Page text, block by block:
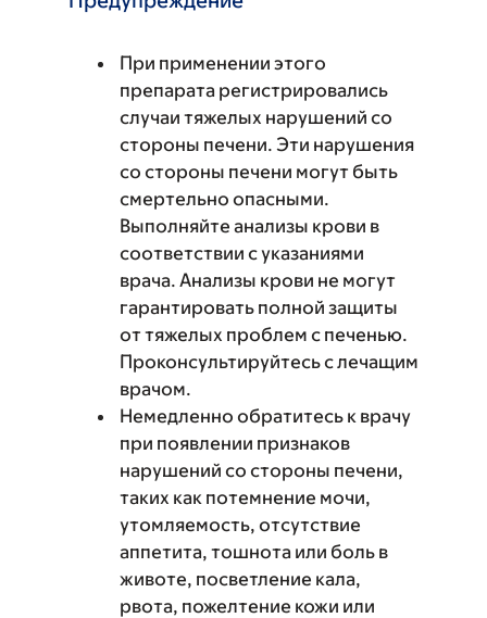
При применении этого
препарата регистрировались
случаи тяжелых нарушений со
стороны печени. Эти нарушения
со стороны печени могут быть
смертельно опасными.
Выполняйте анализы крови в
соответствии с указаниями
врача. Анализы крови не могут
гарантировать полной защиты
от тяжелых проблем с печенью.
Проконсультируйтесь с лечащим
врачом.
Немедленно обратитесь к врачу
при появлении признаков
нарушений со стороны печени,
таких как потемнение мочи,
утомляемость, отсутствие
аппетита, тошнота или боль в
животе, посветление кала,
рвота, пожелтение кожи или